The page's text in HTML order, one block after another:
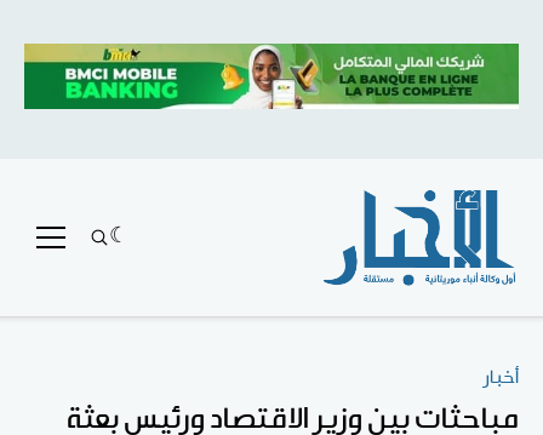
أخبار
مباحثات بين وزير الاقتصاد ورئيس بعثة